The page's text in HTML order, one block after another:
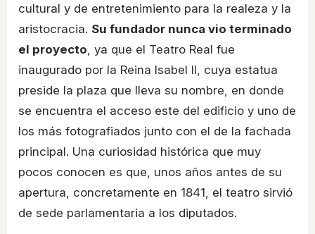
cultural y de entretenimiento para la realeza y la
aristocracia. Su fundador nunca vio terminado
el proyecto , ya que el Teatro Real fue
inaugurado por la Reina Isabel II, cuya estatua
preside la plaza que lleva su nombre, en donde
se encuentra el acceso este del edificio y uno de
los más fotografiados junto con el de la fachada
principal. Una curiosidad histórica que muy
pocos conocen es que, unos años antes de su
apertura, concretamente en 1841, el teatro sirvió
de sede parlamentaria a los diputados.